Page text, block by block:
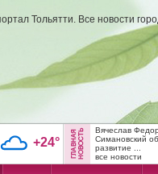
Тольятти. Все новости
+24°
Вячеслав
Симановский
развитие ...
все новости